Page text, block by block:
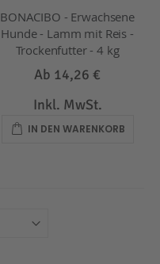
BONACIBO - Erwachsene
Hunde - Lamm mit Reis -
Trockenfutter - 4 kg
Ab 14,26 €
Inkl. MwSt.
IN DEN WARENKORB